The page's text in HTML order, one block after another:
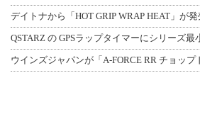
デイトナから「HOT GRIP WRAP HEAT」が
QSTARZ の GPSラップタイマーにシリーズ最
ウインズジャパンが「A-FORCE RR チョップ